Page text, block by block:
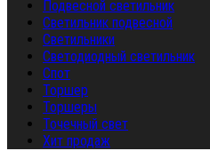
Подвесной светильник
Светильник подвесной
Светильники
Светодиодный светильник
Спот
Торшер
Торшеры
Точечный свет
Хит продаж